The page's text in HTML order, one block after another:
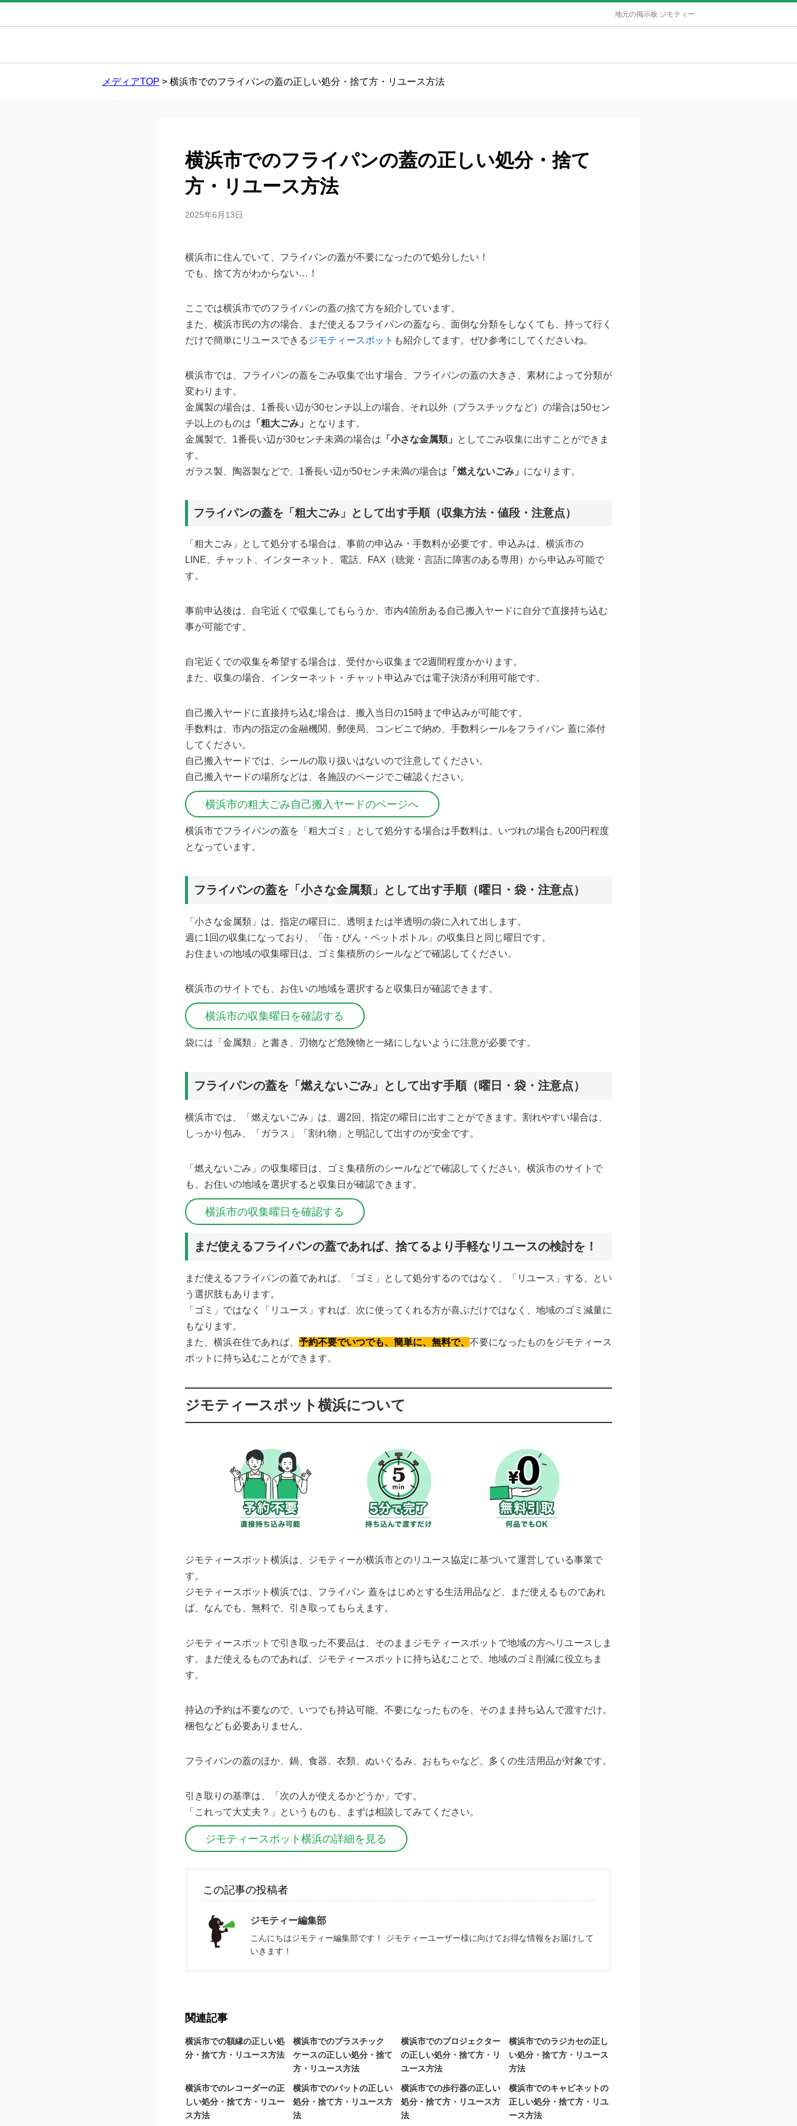
地元の掲示板 ジモティー
メディアTOP > 横浜市でのフライパンの蓋の正しい処分・捨て方・リユース方法
横浜市でのフライパンの蓋の正しい処分・捨て
方・リユース方法
2025年6月13日
横浜市に住んでいて、フライパンの蓋が不要になったので処分したい！
でも、捨て方がわからない…！
ここでは横浜市でのフライパンの蓋の捨て方を紹介しています。
また、横浜市民の方の場合、まだ使えるフライパンの蓋なら、面倒な分類をしなくても、持って行く
だけで簡単にリユースできる ジモティースポット も紹介してます。ぜひ参考にしてくださいね。
横浜市では、フライパンの蓋をごみ収集で出す場合、フライパンの蓋の大きさ、素材によって分類が
変わります。
金属製の場合は、1番長い辺が30センチ以上の場合、それ以外（プラスチックなど）の場合は50セン
チ以上のものは 「粗大ごみ」
となります。
金属製で、1番長い辺が30センチ未満の場合は 「小さな金属類」
としてごみ収集に出すことができま
す。
ガラス製、陶器製などで、1番長い辺が50センチ未満の場合は 「燃えないごみ」 になります。
フライパンの蓋を「粗大ごみ」として出す手順（収集方法・値段・注意点）
「粗大ごみ」として処分する場合は、事前の申込み・手数料が必要です。申込みは、横浜市の
LINE、チャット、インターネット、電話、FAX（聴覚・言語に障害のある専用）から申込み可能で
す。
事前申込後は、自宅近くで収集してもらうか、市内4箇所ある自己搬入ヤードに自分で直接持ち込む
事が可能です。
自宅近くでの収集を希望する場合は、受付から収集まで2週間程度かかります。
また、収集の場合、インターネット・チャット申込みでは電子決済が利用可能です。
自己搬入ヤードに直接持ち込む場合は、搬入当日の15時まで申込みが可能です。
手数料は、市内の指定の金融機関、郵便局、コンビニで納め、手数料シールをフライパン 蓋に添付
してください。
自己搬入ヤードでは、シールの取り扱いはないので注意してください。
自己搬入ヤードの場所などは、各施設のページでご確認ください。
横浜市の粗大ごみ自己搬入ヤードのページへ
横浜市でフライパンの蓋を「粗大ゴミ」として処分する場合は手数料は、いづれの場合も200円程度
となっています。
フライパンの蓋を「小さな金属類」として出す手順（曜日・袋・注意点）
「小さな金属類」は、指定の曜日に、透明または半透明の袋に入れて出します。
週に1回の収集になっており、「缶・びん・ペットボトル」の収集日と同じ曜日です。
お住まいの地域の収集曜日は、ゴミ集積所のシールなどで確認してください。
横浜市のサイトでも、お住いの地域を選択すると収集日が確認できます。
横浜市の収集曜日を確認する
袋には「金属類」と書き、刃物など危険物と一緒にしないように注意が必要です。
フライパンの蓋を「燃えないごみ」として出す手順（曜日・袋・注意点）
横浜市では、「燃えないごみ」は、週2回、指定の曜日に出すことができます。割れやすい場合は、
しっかり包み、「ガラス」「割れ物」と明記して出すのが安全です。
「燃えないごみ」の収集曜日は、ゴミ集積所のシールなどで確認してください。横浜市のサイトで
も、お住いの地域を選択すると収集日が確認できます。
横浜市の収集曜日を確認する
まだ使えるフライパンの蓋であれば、捨てるより手軽なリユースの検討を！
まだ使えるフライパンの蓋であれば、「ゴミ」として処分するのではなく、「リユース」する、とい
う選択肢もあります。
「ゴミ」ではなく「リユース」すれば、次に使ってくれる方が喜ぶだけではなく、地域のゴミ減量に
もなります。
また、横浜在住であれば、 予約不要でいつでも、簡単に、無料で、 不要になったものをジモティース
ポットに持ち込むことができます。
ジモティースポット横浜について
ジモティースポット横浜は、ジモティーが横浜市とのリユース協定に基づいて運営している事業で
す。
ジモティースポット横浜では、フライパン 蓋をはじめとする生活用品など、まだ使えるものであれ
ば、なんでも、無料で、引き取ってもらえます。
ジモティースポットで引き取った不要品は、そのままジモティースポットで地域の方へリユースしま
す。まだ使えるものであれば、ジモティースポットに持ち込むことで、地域のゴミ削減に役立ちま
す。
持込の予約は不要なので、いつでも持込可能。不要になったものを、そのまま持ち込んで渡すだけ。
梱包なども必要ありません。
フライパンの蓋のほか、鍋、食器、衣類、ぬいぐるみ、おもちゃなど、多くの生活用品が対象です。
引き取りの基準は、「次の人が使えるかどうか」です。
「これって大丈夫？」というものも、まずは相談してみてください。
ジモティースポット横浜の詳細を見る
この記事の投稿者
ジモティー編集部
こんにちはジモティー編集部です！ ジモティーユーザー様に向けてお得な情報をお届けして
いきます！
関連記事
横浜市での額縁の正しい処
分・捨て方・リユース方法
横浜市でのプラスチック
ケースの正しい処分・捨て
方・リユース方法
横浜市でのプロジェクター
の正しい処分・捨て方・リ
ユース方法
横浜市でのラジカセの正し
い処分・捨て方・リユース
方法
横浜市でのレコーダーの正
しい処分・捨て方・リユー
ス方法
横浜市でのバットの正しい
処分・捨て方・リユース方
法
横浜市での歩行器の正しい
処分・捨て方・リユース方
法
横浜市でのキャビネットの
正しい処分・捨て方・リユ
ース方法